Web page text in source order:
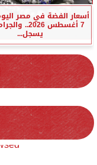
أسعار الفضة في مصر
7 أغسطس 2026..
يسجل...